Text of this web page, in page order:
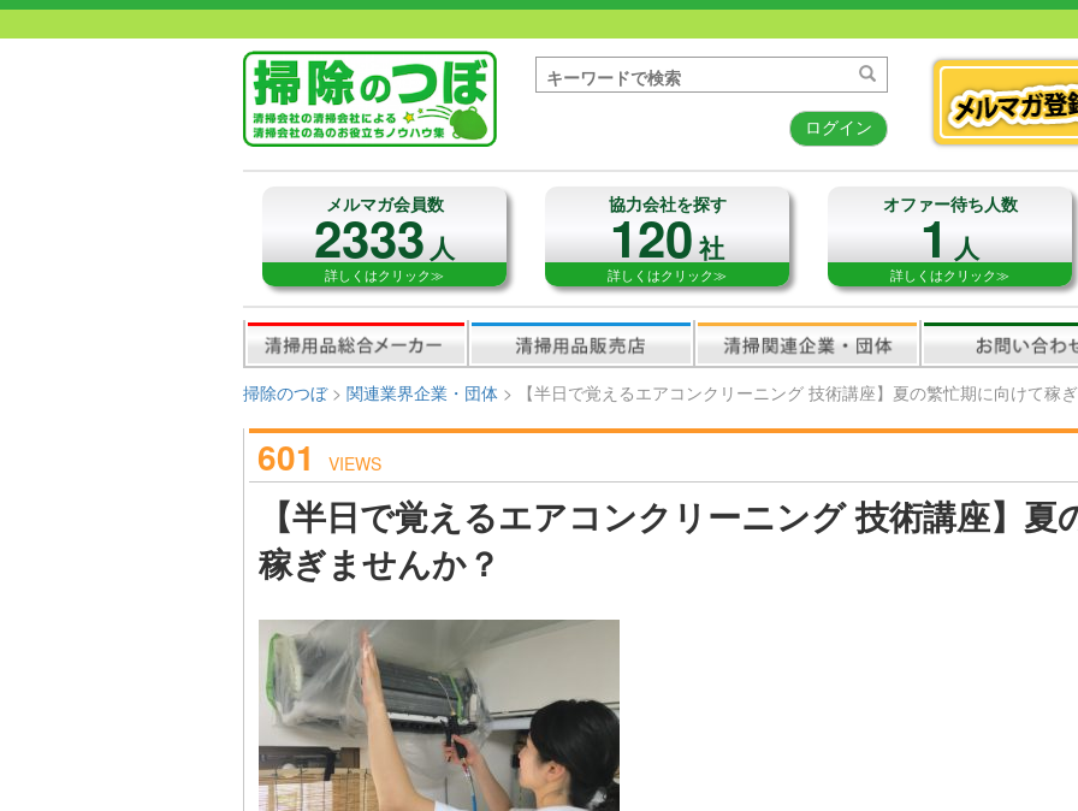
ログイン
メルマガ会員数
2333人
詳しくはクリック≫
協力会社を探す
120社
詳しくはクリック≫
オファー待ち人数
1人
詳しくはクリック≫
掃除のつぼ> 関連業界企業・団体 > 【半日で覚えるエアコンクリーニング 技術講座】夏の繁忙期に向けて稼
601 VIEWS
【半日で覚えるエアコンクリーニング 技術講座】夏
稼ぎませんか？